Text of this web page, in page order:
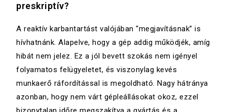
preskriptív?
A reaktív karbantartást valójában “megjavításnak” is
hívhatnánk. Alapelve, hogy a gép addig működjék, amíg
hibát nem jelez. Ez a jól bevett szokás nem igényel
folyamatos felügyeletet, és viszonylag kevés
munkaerő ráfordítással is megoldható. Nagy hátránya
azonban, hogy nem várt gépleállásokat okoz, ezzel